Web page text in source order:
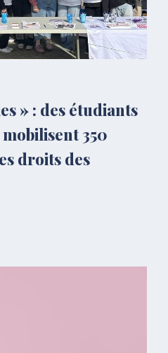
» : des étudiants
mobilisent 350
droits des